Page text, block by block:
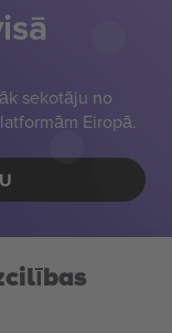
sekotāju no
Eiropā.